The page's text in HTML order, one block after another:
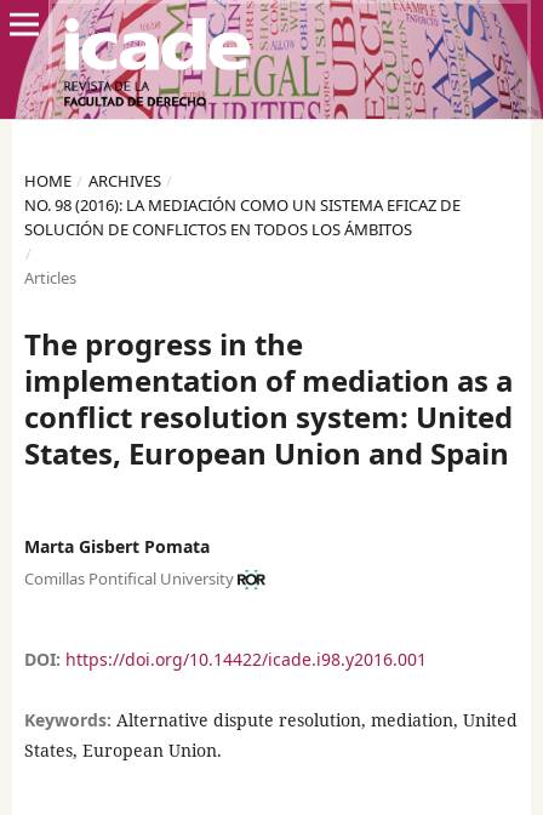
HOME / ARCHIVES /
NO. 98 (2016): LA MEDIACIÓN COMO UN SISTEMA EFICAZ DE
SOLUCIÓN DE CONFLICTOS EN TODOS LOS ÁMBITOS
/
Articles
The progress in the
implementation of mediation as a
conflict resolution system: United
States, European Union and Spain
Marta Gisbert Pomata
Comillas Pontifical University
DOI: https://doi.org/10.14422/icade.i98.y2016.001
Keywords: Alternative dispute resolution, mediation, United
States, European Union.